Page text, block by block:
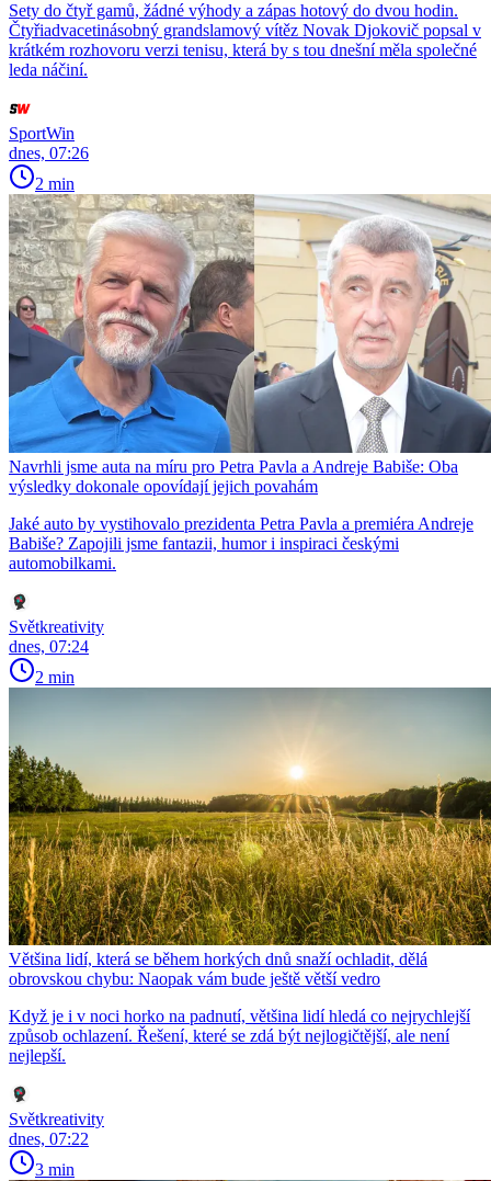
Sety do čtyř gamů, žádné výhody a zápas hotový do dvou hodin.
Čtyřiadvacetinásobný grandslamový vítěz Novak Djokovič popsal v
krátkém rozhovoru verzi tenisu, která by s tou dnešní měla společné
leda náčiní.
SportWin
dnes, 07:26
2 min
Navrhli jsme auta na míru pro Petra Pavla a Andreje Babiše: Oba
výsledky dokonale opovídají jejich povahám
Jaké auto by vystihovalo prezidenta Petra Pavla a premiéra Andreje
Babiše? Zapojili jsme fantazii, humor i inspiraci českými
automobilkami.
Světkreativity
dnes, 07:24
2 min
Většina lidí, která se během horkých dnů snaží ochladit, dělá
obrovskou chybu: Naopak vám bude ještě větší vedro
Když je i v noci horko na padnutí, většina lidí hledá co nejrychlejší
způsob ochlazení. Řešení, které se zdá být nejlogičtější, ale není
nejlepší.
Světkreativity
dnes, 07:22
3 min